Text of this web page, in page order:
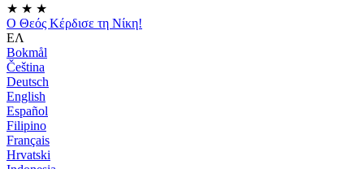
★ ★ ★
Ο Θεός Κέρδισε τη Νίκη!
ΕΛ
Bokmål
Čeština
Deutsch
English
Español
Filipino
Français
Hrvatski